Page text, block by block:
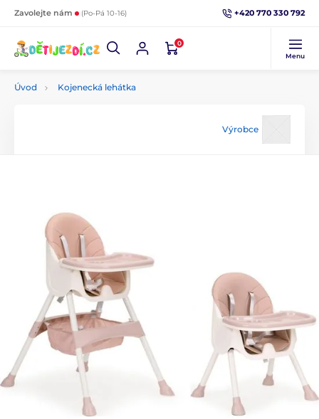
Zavolejte nám (Po-Pá 10-16) +420 770 330 792
0
Menu
Úvod Kojenecká lehátka
Výrobce